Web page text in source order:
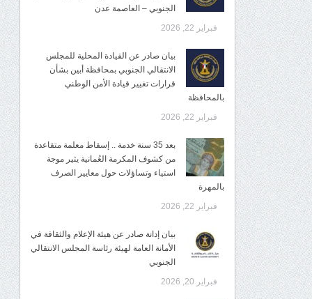
الجنوبي – العاصمة عدن
فبراير 22, 2026
بيان صادر عن القيادة المحلية للمجلس
الانتقالي الجنوبي بمحافظة أبين بشأن
قرارات تغيير قيادة الأمن الوطني
بالمحافظة
فبراير 22, 2026
بعد 35 سنة خدمة .. إسقاط معلمة متقاعدة
من كشوف المكرمة العُمانية يثير موجة
استياء وتساؤلات حول معايير الصرف
بالمهرة
فبراير 22, 2026
بيان إدانة صادر عن هيئة الإعلام والثقافة في
الأمانة العامة لهيئة رئاسة المجلس الانتقالي
الجنوبي
فبراير 20, 2026